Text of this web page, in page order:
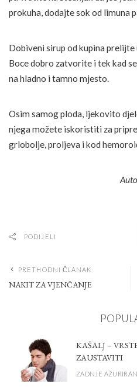
prokuha, dodajte sok od limuna
Dobiveni sirup od kupina
Boce dobro zatvorite i tek kad
na hladno i tamno mjesto.
Osim samog ploda, ljekovito
njega možete iskoristiti za
grlobolje, proljeva i kod
PODIJELI
PRETHODNI ČLANAK
NAKIT ZA VJENČANJE
KAŠALJ –
ZAUSTAVITI
ZADNJE